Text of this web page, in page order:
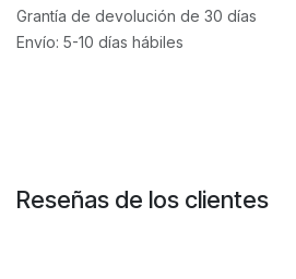
Grantía de devolución de 30 días
Envío: 5-10 días hábiles
Reseñas de los clientes